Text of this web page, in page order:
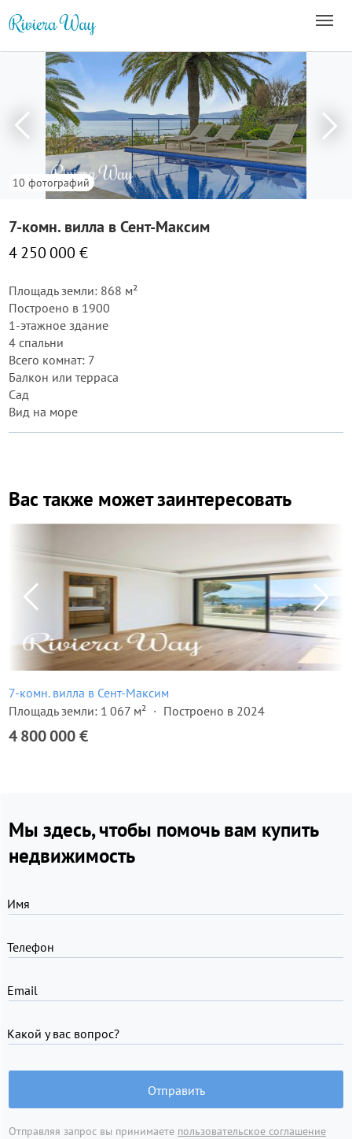
10 фотографий
7-комн. вилла в Сент-Максим
4 250 000 €
Площадь земли: 868 м²
Построено в 1900
1-этажное здание
4 спальни
Всего комнат: 7
Балкон или терраса
Сад
Вид на море
Вас также может заинтересовать
7-комн. вилла в Сент-Максим
Площадь земли: 1 067 м²
Построено в 2024
4 800 000 €
Мы здесь, чтобы помочь вам купить
недвижимость
Имя
Телефон
Email
Какой у вас вопрос?
Отправить
Отправляя запрос вы принимаете пользовательское соглашение